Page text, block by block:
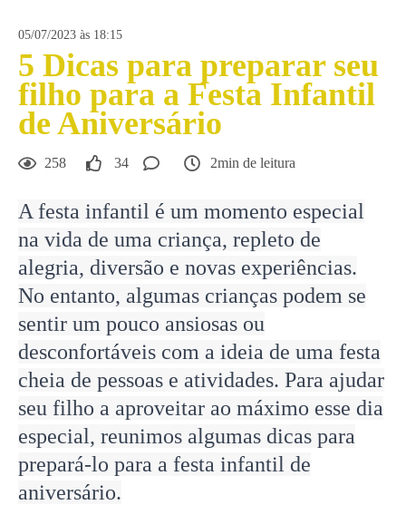
05/07/2023 às 18:15
5 Dicas para preparar seu
filho para a Festa Infantil
de Aniversário
258 34 2min de leitura
A festa infantil é um momento especial
na vida de uma criança, repleto de
alegria, diversão e novas experiências.
No entanto, algumas crianças podem se
sentir um pouco ansiosas ou
desconfortáveis com a ideia de uma festa
cheia de pessoas e atividades. Para ajudar
seu filho a aproveitar ao máximo esse dia
especial, reunimos algumas dicas para
prepará-lo para a festa infantil de
aniversário.